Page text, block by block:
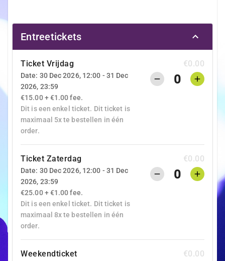
Entreetickets
Ticket Vrijdag
Date: 30 Dec 2026, 12:00 - 31 Dec
2026, 23:59
€15.00 + €1.00 fee.
Dit is een enkel ticket. Dit ticket is
maximaal 5x te bestellen in één
order.
€0.00
0
Ticket Zaterdag
Date: 30 Dec 2026, 12:00 - 31 Dec
2026, 23:59
€25.00 + €1.00 fee.
Dit is een enkel ticket. Dit ticket is
maximaal 8x te bestellen in één
order.
€0.00
0
Weekendticket €0.00